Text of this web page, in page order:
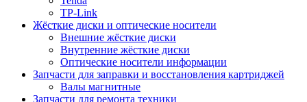
TP-Link
Жёсткие диски и оптические носители
Внешние жёсткие диски
Внутренние жёсткие диски
Оптические носители информации
Запчасти для заправки и восстановления картриджей
Валы магнитные
Запчасти для ремонта техники